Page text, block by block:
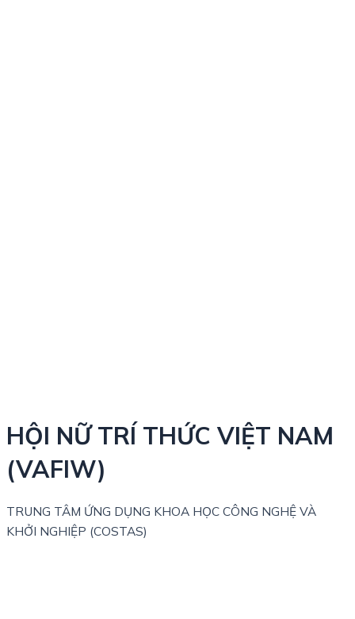
HỘI NỮ TRÍ THỨC VIỆT NAM
(VAFIW)
TRUNG TÂM ỨNG DỤNG KHOA HỌC CÔNG NGHỆ VÀ
KHỞI NGHIỆP (COSTAS)